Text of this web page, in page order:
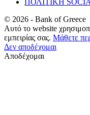
© 2026 - Bank of Greece
Αυτό το website
εμπειρίας σας. Μάθετε
Δεν αποδέχομαι
Αποδέχομαι